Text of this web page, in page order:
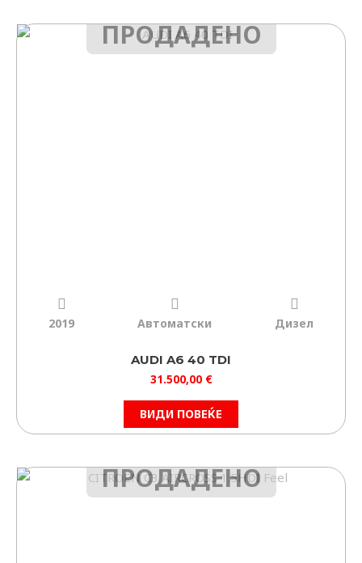
ПРОДАДЕНО
2019 Автоматски Дизел
AUDI A6 40 TDI
31.500,00 €
ВИДИ ПОВЕЌЕ
ПРОДАДЕНО